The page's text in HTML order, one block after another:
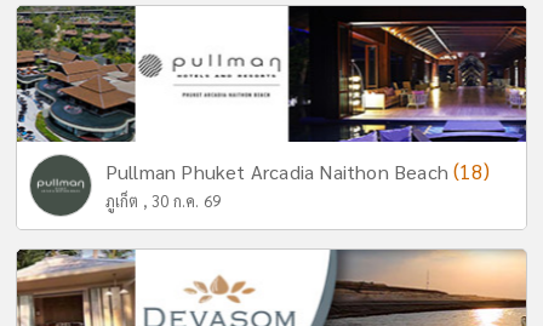
Pullman Phuket Arcadia Naithon Beach(18)
ภูเก็ต , 30 ก.ค. 69